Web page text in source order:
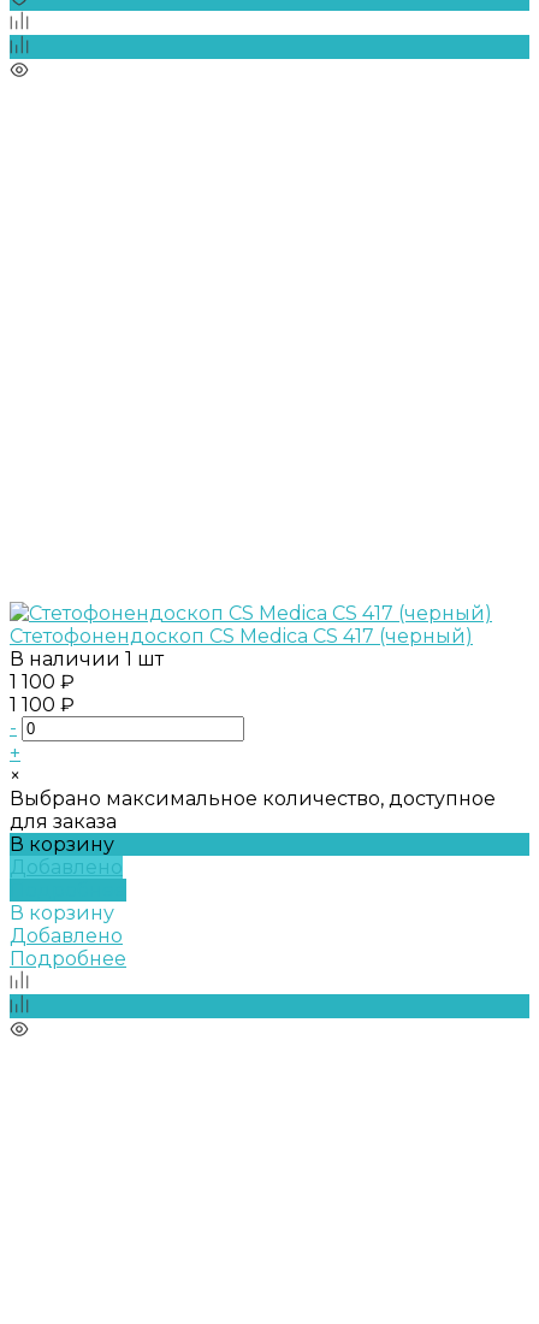
Стетофонендоскоп CS Medica CS 417 (черный)
В наличии 1 шт
1 100 ₽
1 100 ₽
-
+
×
Выбрано максимальное количество, доступное
для заказа
В корзину
Добавлено
В корзину
Добавлено
Подробнее